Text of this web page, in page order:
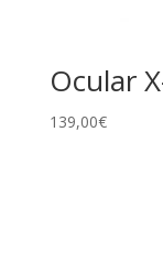
Ocular
139,00€